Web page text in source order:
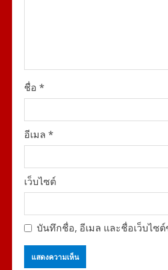
i
n
g
ชื่อ *
อีเมล *
เว็บไซต์
บันทึกชื่อ, อีเมล และชื่อเว็บไซ